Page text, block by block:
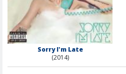
Sorry I'm Late
(2014)